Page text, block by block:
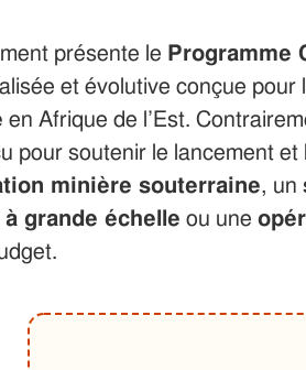
présente le Programme
et évolutive conçue
en Afrique de l’Est.
pour soutenir le lancement
minière souterraine, un
grande échelle ou une